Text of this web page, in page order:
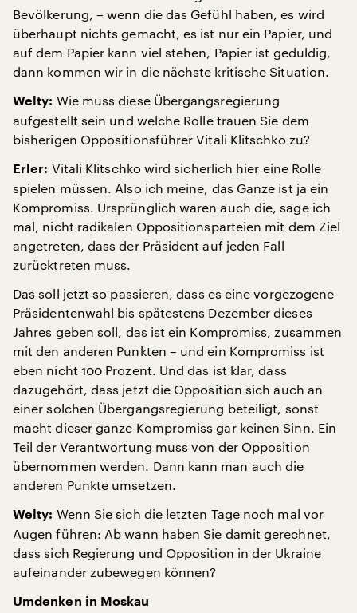
Bevölkerung, – wenn die das Gefühl haben, es wird
überhaupt nichts gemacht, es ist nur ein Papier, und
auf dem Papier kann viel stehen, Papier ist geduldig,
dann kommen wir in die nächste kritische Situation.
Welty: Wie muss diese Übergangsregierung
aufgestellt sein und welche Rolle trauen Sie dem
bisherigen Oppositionsführer Vitali Klitschko zu?
Erler: Vitali Klitschko wird sicherlich hier eine Rolle
spielen müssen. Also ich meine, das Ganze ist ja ein
Kompromiss. Ursprünglich waren auch die, sage ich
mal, nicht radikalen Oppositionsparteien mit dem Ziel
angetreten, dass der Präsident auf jeden Fall
zurücktreten muss.
Das soll jetzt so passieren, dass es eine vorgezogene
Präsidentenwahl bis spätestens Dezember dieses
Jahres geben soll, das ist ein Kompromiss, zusammen
mit den anderen Punkten – und ein Kompromiss ist
eben nicht 100 Prozent. Und das ist klar, dass
dazugehört, dass jetzt die Opposition sich auch an
einer solchen Übergangsregierung beteiligt, sonst
macht dieser ganze Kompromiss gar keinen Sinn. Ein
Teil der Verantwortung muss von der Opposition
übernommen werden. Dann kann man auch die
anderen Punkte umsetzen.
Welty: Wenn Sie sich die letzten Tage noch mal vor
Augen führen: Ab wann haben Sie damit gerechnet,
dass sich Regierung und Opposition in der Ukraine
aufeinander zubewegen können?
Umdenken in Moskau